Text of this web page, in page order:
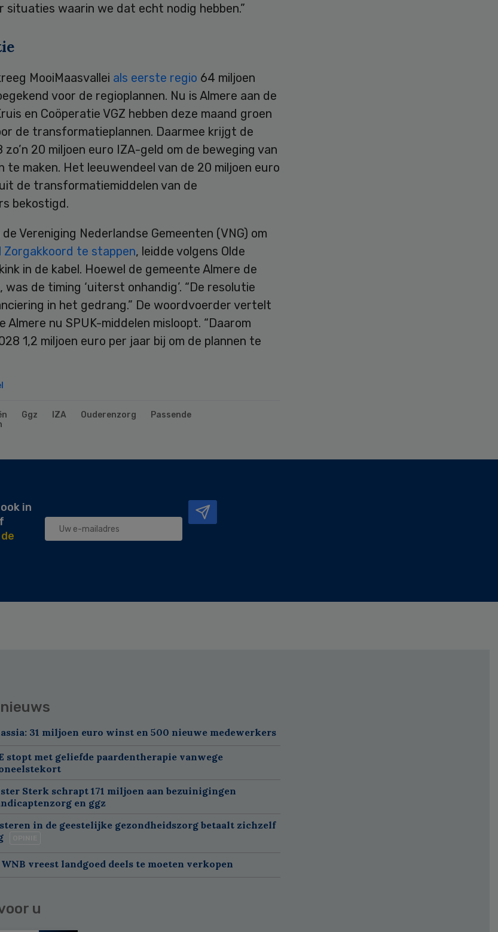
situaties waarin we dat echt nodig hebben.”
MooiMaasvallei als eerste regio 64 miljoen
voor de regioplannen. Nu is Almere aan de
en Coöperatie VGZ hebben deze maand groen
de transformatieplannen. Daarmee krijgt de
20 miljoen euro IZA-geld om de beweging van
te maken. Het leeuwendeel van de 20 miljoen euro
de transformatiemiddelen van de
bekostigd.
Vereniging Nederlandse Gemeenten (VNG) om
te stappen, leidde volgens Olde
in de kabel. Hoewel de gemeente Almere de
de timing ‘uiterst onhandig’. “De resolutie
in het gedrang.” De woordvoerder vertelt
Almere nu SPUK-middelen misloopt. “Daarom
1,2 miljoen euro per jaar bij om de plannen te
Ggz IZA Ouderenzorg
Passende
in
31 miljoen euro winst en 500 nieuwe medewerkers
stopt met geliefde paardentherapie vanwege
Sterk schrapt 171 miljoen aan bezuinigingen
en ggz
in de geestelijke gezondheidszorg betaalt zichzelf
WNB vreest landgoed deels te moeten verkopen
u